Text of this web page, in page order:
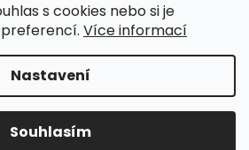
s cookies nebo si je
Více informací
Nastavení
Souhlasím